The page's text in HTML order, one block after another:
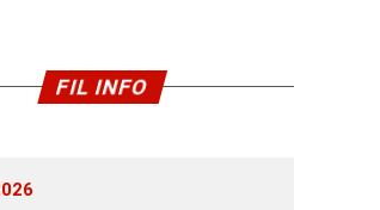
FIL INFO